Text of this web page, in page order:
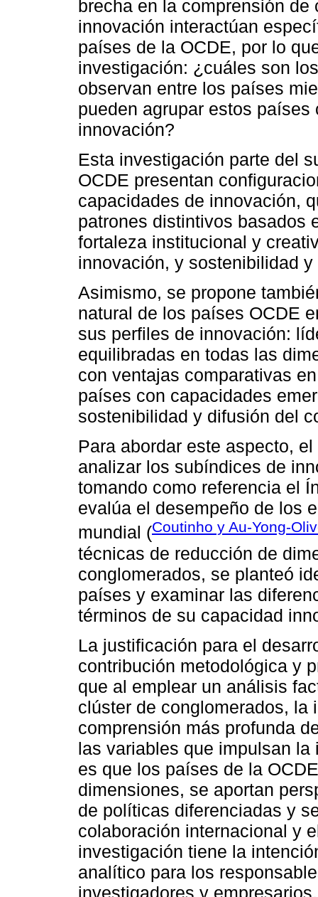
brecha en la comprensión
innovación interactúan
países de la OCDE, por lo
investigación: ¿cuáles son
observan entre los países
pueden agrupar estos
innovación?
Esta investigación parte del
OCDE presentan
capacidades de innovación,
patrones distintivos basados
fortaleza institucional y
innovación, y sostenibilidad
Asimismo, se propone
natural de los países OCDE
sus perfiles de innovación:
equilibradas en todas las
con ventajas comparativas
países con capacidades
sostenibilidad y difusión del
Para abordar este aspecto,
analizar los subíndices de
tomando como referencia el
evalúa el desempeño de los
mundial (Coutinho y Au-Yong-
técnicas de reducción de
conglomerados, se planteó
países y examinar las
términos de su capacidad
La justificación para el
contribución metodológica y
que al emplear un análisis
clúster de conglomerados, la
comprensión más profunda
las variables que impulsan
es que los países de la
dimensiones, se aportan
de políticas diferenciadas y
colaboración internacional y
investigación tiene la
analítico para los
investigadores y